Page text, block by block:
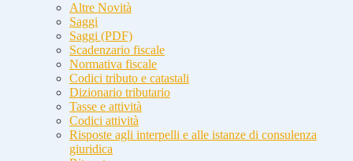
Altre Novità
Saggi
Saggi (PDF)
Scadenzario fiscale
Normativa fiscale
Codici tributo e catastali
Dizionario tributario
Tasse e attività
Codici attività
Risposte agli interpelli e alle istanze di consulenza
giuridica